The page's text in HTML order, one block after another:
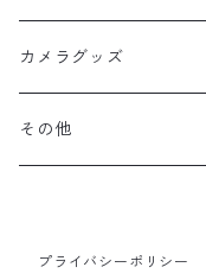
カメラグッズ
その他
プライバシーポリシー